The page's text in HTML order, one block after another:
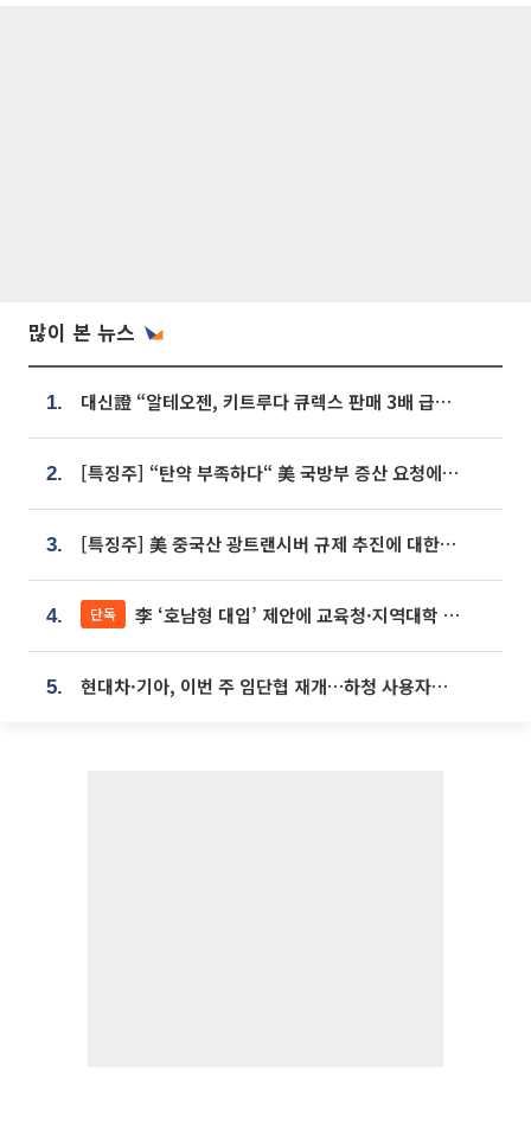
많이 본 뉴스
1. 대신證 “알테오젠, 키트루다 큐렉스 판매 3배 급증…목표가 41만원 상향”
2. [특징주] “탄약 부족하다“ 美 국방부 증산 요청에⋯국내 방산주 급등세
3. [특징주] 美 중국산 광트랜시버 규제 추진에 대한광통신 등 광통신株 강세
4. 단독 李 ‘호남형 대입’ 제안에 교육청·지역대학 서·논술형 입시 연계 '착수'
5. 현대차·기아, 이번 주 임단협 재개…하청 사용자성 재심도 ‘변수’